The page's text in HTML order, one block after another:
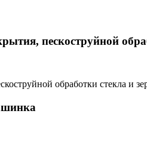
пескоструйной